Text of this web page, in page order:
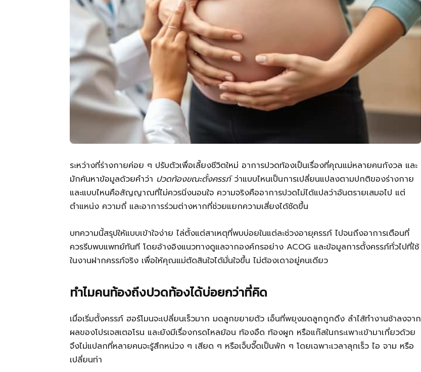
ระหว่างที่ร่างกายค่อย ๆ ปรับตัวเพื่อเลี้ยงชีวิตใหม่ อาการปวดท้องเป็นเรื่องที่คุณแม่หลายคนกังวล และ
มักค้นหาข้อมูลด้วยคำว่า ปวดท้องขณะตั้งครรภ์ว่าแบบไหนเป็นการเปลี่ยนแปลงตามปกติของร่างกาย
และแบบไหนคือสัญญาณที่ไม่ควรนิ่งนอนใจ ความจริงคืออาการปวดไม่ได้แปลว่าอันตรายเสมอไป แต่
ตำแหน่ง ความถี่ และอาการร่วมต่างหากที่ช่วยแยกความเสี่ยงได้ชัดขึ้น
บทความนี้สรุปให้แบบเข้าใจง่าย ไล่ตั้งแต่สาเหตุที่พบบ่อยในแต่ละช่วงอายุครรภ์ ไปจนถึงอาการเตือนที่
ควรรีบพบแพทย์ทันที โดยอ้างอิงแนวทางดูแลจากองค์กรอย่าง ACOG และข้อมูลการตั้งครรภ์ทั่วไปที่ใช้
ในงานฝากครรภ์จริง เพื่อให้คุณแม่ตัดสินใจได้มั่นใจขึ้น ไม่ต้องเดาอยู่คนเดียว
ทำไมคนท้องถึงปวดท้องได้บ่อยกว่าที่คิด
เมื่อเริ่มตั้งครรภ์ ฮอร์โมนจะเปลี่ยนเร็วมาก มดลูกขยายตัว เอ็นที่พยุงมดลูกถูกดึง ลำไส้ทำงานช้าลงจาก
ผลของโปรเจสเตอโรน และยังมีเรื่องกรดไหลย้อน ท้องอืด ท้องผูก หรือแก๊สในกระเพาะเข้ามาเกี่ยวด้วย
จึงไม่แปลกที่หลายคนจะรู้สึกหน่วง ๆ เสียด ๆ หรือเจ็บจี๊ดเป็นพัก ๆ โดยเฉพาะเวลาลุกเร็ว ไอ จาม หรือ
เปลี่ยนท่า